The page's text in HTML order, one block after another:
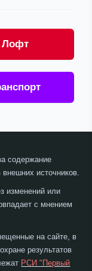
Лофт
содержание
источников.
изменений или
с мнением
на сайте, в
результатов
РСИ "Первый